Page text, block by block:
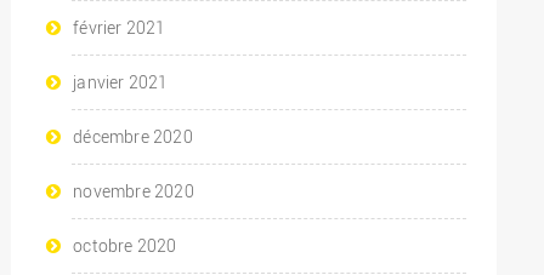
février 2021
janvier 2021
décembre 2020
novembre 2020
octobre 2020